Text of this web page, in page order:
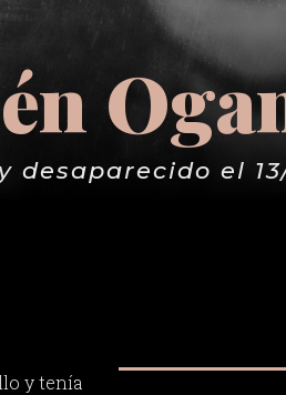
desaparecido el
y tenía